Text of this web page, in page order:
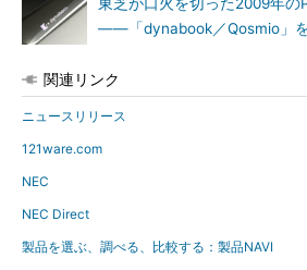
――「dynabook／Qosmio」
関連リンク
ニュースリリース
121ware.com
NEC
NEC Direct
製品を選ぶ、調べる、比較する：製品NAVI